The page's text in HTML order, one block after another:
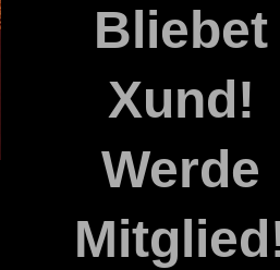
Bliebet
Xund!
Werde